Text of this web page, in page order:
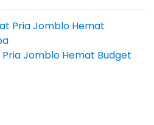
Pria Jomblo Hemat Budget